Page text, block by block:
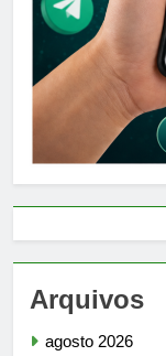
Arquivos
agosto 2026